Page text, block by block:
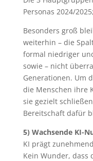
Personas 2024/2025;
Besonders groß
weiterhin – die
formal niedriger
sowie – nicht
Generationen. Um
die Menschen ihre
sie gezielt
Bereitschaft dafür
5) Wachsende KI-
KI prägt
Kein Wunder, dass